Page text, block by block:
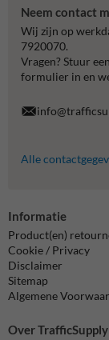
Neem contact
Wij zijn op
7920070.
Vragen? Stuur
formulier in en
Alle
Informatie
Product(en)
Cookie / Privacy
Disclaimer
Sitemap
Algemene
Over TrafficSupply